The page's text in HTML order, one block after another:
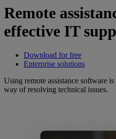
Remote
effective IT
Download for free
Enterprise solutions
Using remote assistance software
way of resolving technical issues.